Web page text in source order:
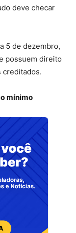
deve checar
5 de dezembro,
possuem direito
creditados.
mínimo